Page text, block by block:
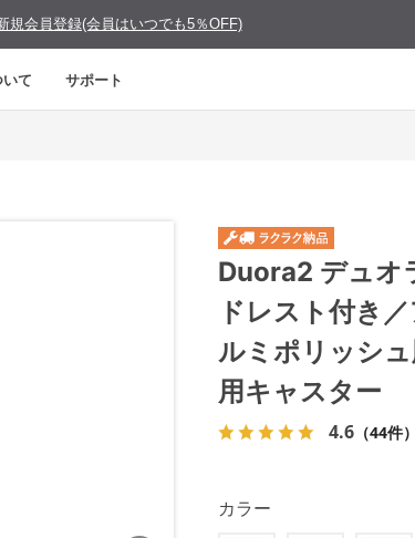
規会員登録(会員はいつでも5％OFF)
て サポート
Duora2 デュオ
ドレスト付き
ルミポリッシ
用キャスター
4.6 （44件）
カラー